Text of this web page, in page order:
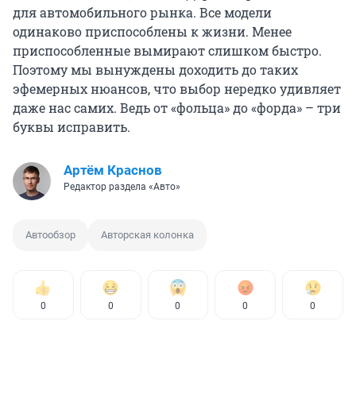
для автомобильного рынка. Все модели
одинаково приспособлены к жизни. Менее
приспособленные вымирают слишком быстро.
Поэтому мы вынуждены доходить до таких
эфемерных нюансов, что выбор нередко удивляет
даже нас самих. Ведь от «фольца» до «форда» – три
буквы исправить.
Артём Краснов
Редактор раздела «Авто»
Автообзор Авторская колонка
0 0 0 0 0